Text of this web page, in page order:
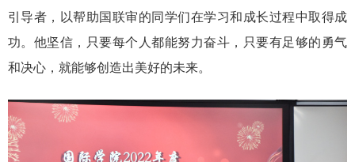
引导者，以帮助国联审的同学们在学习和成长过程中取得成
功。他坚信，只要每个人都能努力奋斗，只要有足够的勇气
和决心，就能够创造出美好的未来。